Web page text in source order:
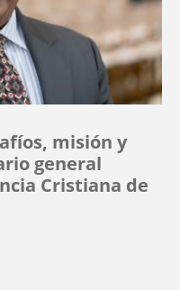
misión y
general
Cristiana de